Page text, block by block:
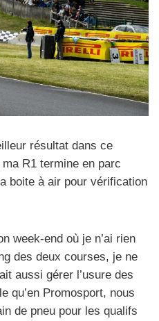
résultat dans ce
R1 termine en parc
boite à air pour vérification
week-end où je n’ai rien
des deux courses, je ne
aussi gérer l’usure des
qu’en Promosport, nous
de pneu pour les qualifs